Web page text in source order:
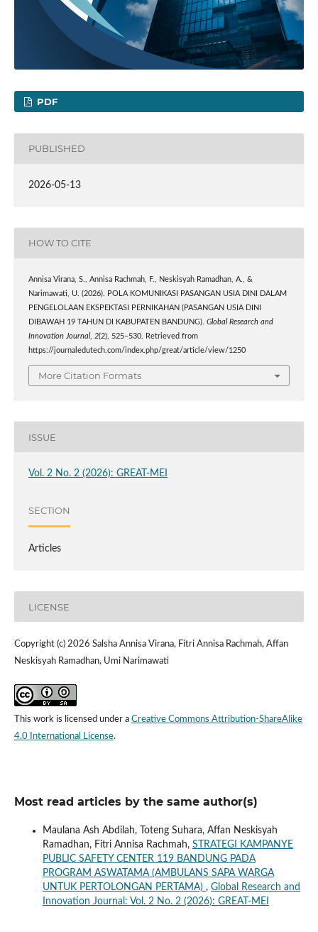
PDF
PUBLISHED
2026-05-13
HOW TO CITE
Annisa Virana, S., Annisa Rachmah, F., Neskisyah Ramadhan, A., &
Narimawati, U. (2026). POLA KOMUNIKASI PASANGAN USIA DINI DALAM
PENGELOLAAN EKSPEKTASI PERNIKAHAN (PASANGAN USIA DINI
DIBAWAH 19 TAHUN DI KABUPATEN BANDUNG). Global Research and
Innovation Journal, 2(2), 525–530. Retrieved from
https://journaledutech.com/index.php/great/article/view/1250
More Citation Formats
ISSUE
Vol. 2 No. 2 (2026): GREAT-MEI
SECTION
Articles
LICENSE
Copyright (c) 2026 Salsha Annisa Virana, Fitri Annisa Rachmah, Affan
Neskisyah Ramadhan, Umi Narimawati
This work is licensed under a Creative Commons Attribution-ShareAlike
4.0 International License.
Most read articles by the same author(s)
Maulana Ash Abdilah, Toteng Suhara, Affan Neskisyah
Ramadhan, Fitri Annisa Rachmah, STRATEGI KAMPANYE
PUBLIC SAFETY CENTER 119 BANDUNG PADA
PROGRAM ASWATAMA (AMBULANS SAPA WARGA
UNTUK PERTOLONGAN PERTAMA) , Global Research and
Innovation Journal: Vol. 2 No. 2 (2026): GREAT-MEI